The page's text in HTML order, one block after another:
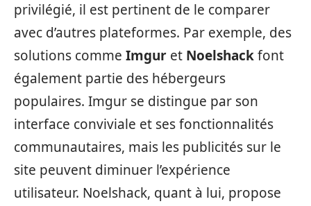
privilégié, il est pertinent de le comparer
avec d’autres plateformes. Par exemple, des
solutions comme Imgur et Noelshackfont
également partie des hébergeurs
populaires. Imgur se distingue par son
interface conviviale et ses fonctionnalités
communautaires, mais les publicités sur le
site peuvent diminuer l’expérience
utilisateur. Noelshack, quant à lui, propose